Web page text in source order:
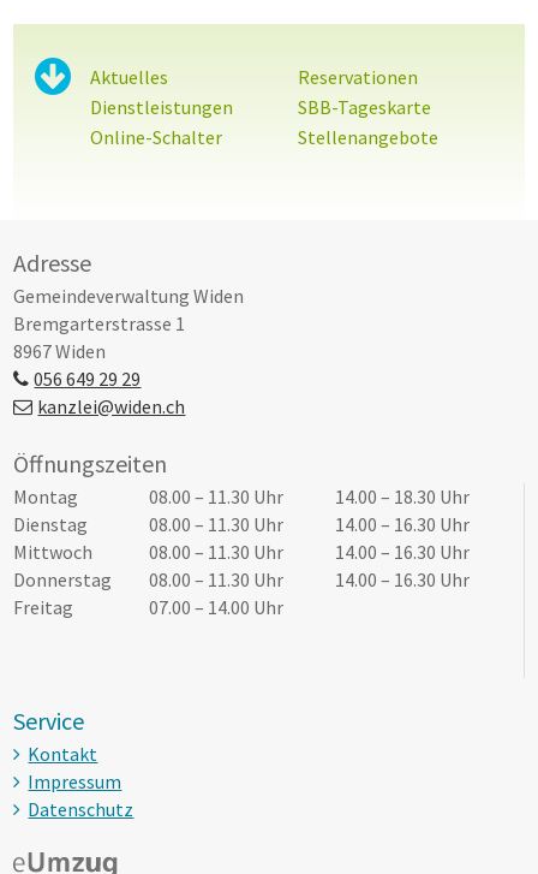
Sidebar
Aktuelles
Dienstleistungen
Online-Schalter
Reservationen
SBB-Tageskarte
Stellenangebote
Footer
Adresse
Gemeindeverwaltung Widen
Bremgarterstrasse 1
8967 Widen
056 649 29 29
kanzlei@widen.ch
Öffnungszeiten
TagÖffnungszeiten VormittagÖffnungszeiten Nachmittag
Montag 08.00 – 11.30 Uhr
14.00 – 18.30 Uhr
Dienstag
08.00 – 11.30 Uhr
14.00 – 16.30 Uhr
Mittwoch
08.00 – 11.30 Uhr
14.00 – 16.30 Uhr
Donnerstag
08.00 – 11.30 Uhr
14.00 – 16.30 Uhr
Freitag
07.00 – 14.00 Uhr
Service
Kontakt
Impressum
Datenschutz